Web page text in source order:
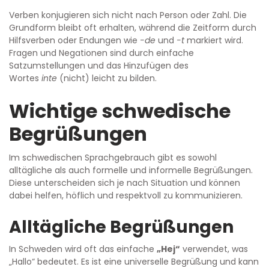
Verben konjugieren sich nicht nach Person oder Zahl. Die
Grundform bleibt oft erhalten, während die Zeitform durch
Hilfsverben oder Endungen wie -de und -tmarkiert wird.
Fragen und Negationen sind durch einfache
Satzumstellungen und das Hinzufügen des
Wortes inte (nicht) leicht zu bilden.
Wichtige schwedische
Begrüßungen
Im schwedischen Sprachgebrauch gibt es sowohl
alltägliche als auch formelle und informelle Begrüßungen.
Diese unterscheiden sich je nach Situation und können
dabei helfen, höflich und respektvoll zu kommunizieren.
Alltägliche Begrüßungen
In Schweden wird oft das einfache „Hej“ verwendet, was
„Hallo“ bedeutet. Es ist eine universelle Begrüßung und kann